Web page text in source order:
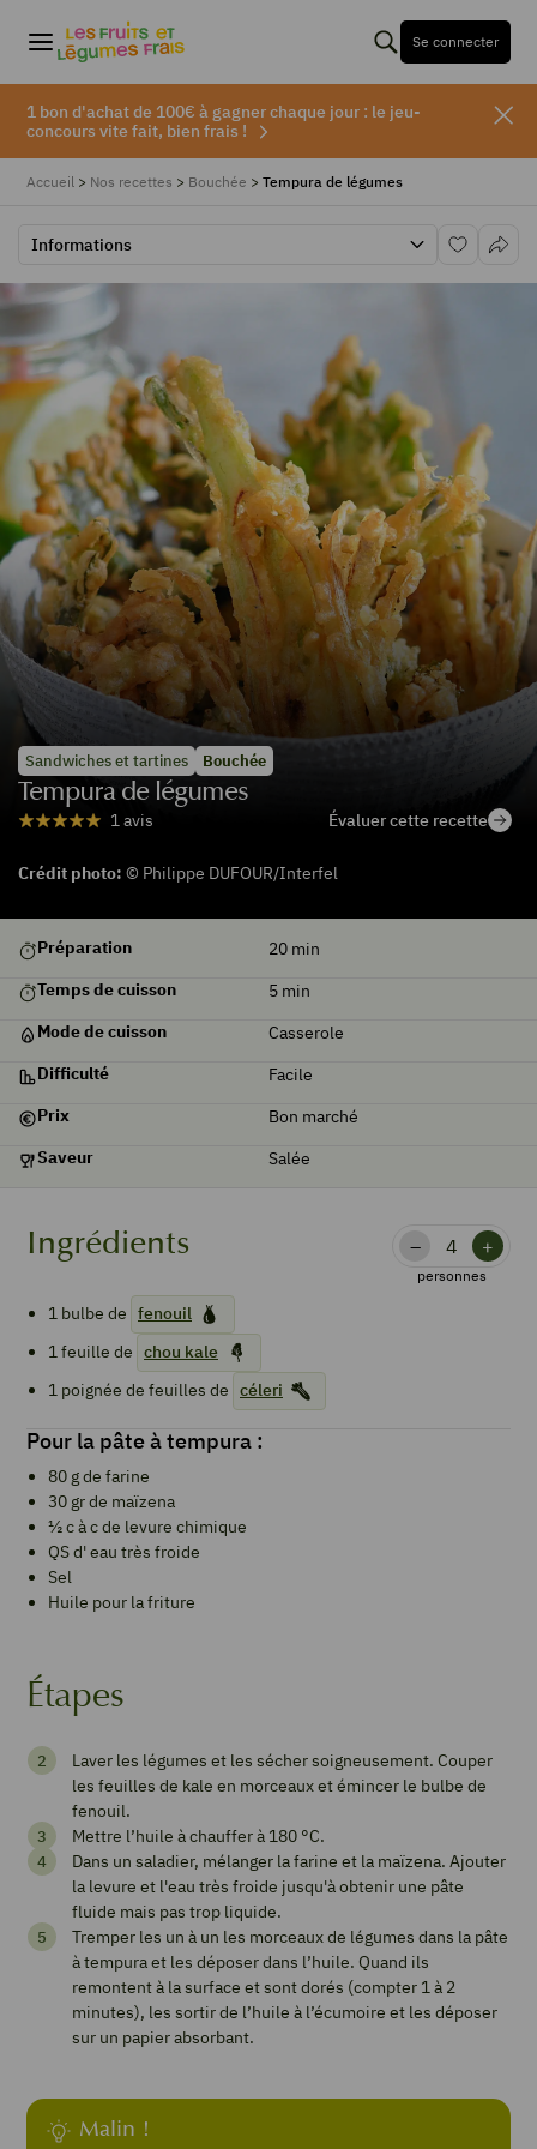
Se connecter
1 bon d'achat de 100€ à gagner chaque jour : le jeu-
concours vite fait, bien frais !
Accueil > Nos recettes > Bouchée > Tempura de légumes
Informations
Sandwiches et tartines Bouchée
Tempura de légumes
1 avis Évaluer cette recette
Crédit photo: © Philippe DUFOUR/Interfel
Préparation 20 min
Temps de cuisson
5 min
Mode de cuisson
Casserole
Difficulté
Facile
Prix
Bon marché
Saveur
Salée
Étapes
Laver les légumes et les sécher soigneusement. Couper
les feuilles de kale en morceaux et émincer le bulbe de
fenouil.
Mettre l’huile à chauffer à 180 °C.
Dans un saladier, mélanger la farine et la maïzena. Ajouter
la levure et l'eau très froide jusqu'à obtenir une pâte
fluide mais pas trop liquide.
Tremper les un à un les morceaux de légumes dans la pâte
à tempura et les déposer dans l’huile. Quand ils
remontent à la surface et sont dorés (compter 1 à 2
minutes), les sortir de l’huile à l’écumoire et les déposer
sur un papier absorbant.
Malin !
Ingrédients – +
personnes
1 bulbe de fenouil
1feuille de chou kale
1 poignée de feuilles de céleri
Pour la pâte à tempura :
80 g de farine
30 gr de maïzena
½c à c de levure chimique
QSd'eau très froide
Sel
Huile pour la friture
Tempura
de
légumes
from 1 vote
Pin